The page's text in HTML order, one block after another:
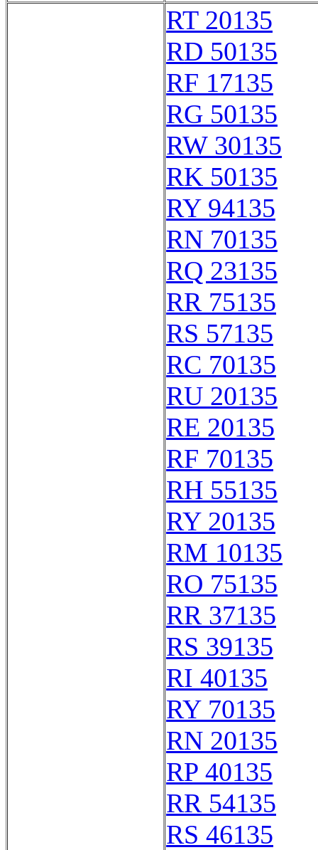
RT 20135
RD 50135
RF 17135
RG 50135
RW 30135
RK 50135
RY 94135
RN 70135
RQ 23135
RR 75135
RS 57135
RC 70135
RU 20135
RE 20135
RF 70135
RH 55135
RY 20135
RM 10135
RO 75135
RR 37135
RS 39135
RI 40135
RY 70135
RN 20135
RP 40135
RR 54135
RS 46135